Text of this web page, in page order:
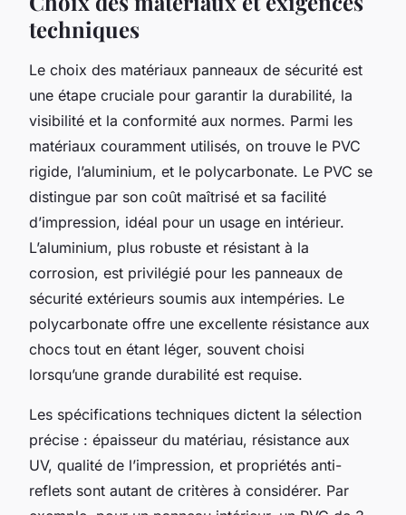
techniques
Le choix des matériaux panneaux de sécurité est
une étape cruciale pour garantir la durabilité, la
visibilité et la conformité aux normes. Parmi les
matériaux couramment utilisés, on trouve le PVC
rigide, l’aluminium, et le polycarbonate. Le PVC se
distingue par son coût maîtrisé et sa facilité
d’impression, idéal pour un usage en intérieur.
L’aluminium, plus robuste et résistant à la
corrosion, est privilégié pour les panneaux de
sécurité extérieurs soumis aux intempéries. Le
polycarbonate offre une excellente résistance aux
chocs tout en étant léger, souvent choisi
lorsqu’une grande durabilité est requise.
Les spécifications techniques dictent la sélection
précise : épaisseur du matériau, résistance aux
UV, qualité de l’impression, et propriétés anti-
reflets sont autant de critères à considérer. Par